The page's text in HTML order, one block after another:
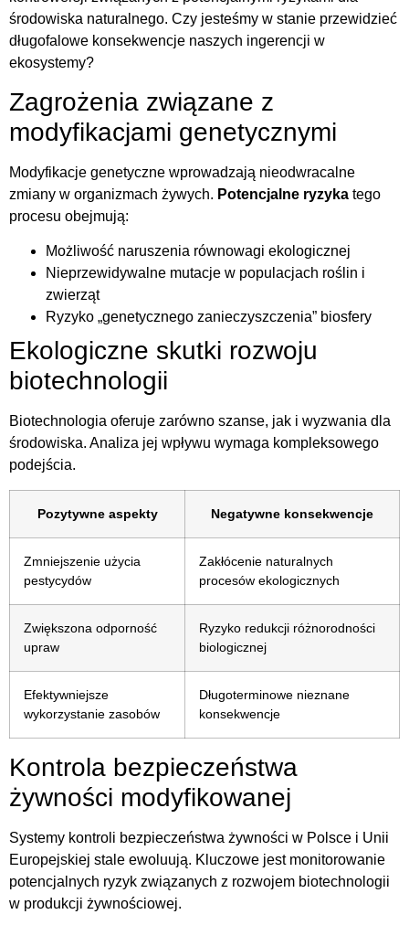
środowiska naturalnego. Czy jesteśmy w stanie przewidzieć
długofalowe konsekwencje naszych ingerencji w
ekosystemy?
Zagrożenia związane z
modyfikacjami genetycznymi
Modyfikacje genetyczne wprowadzają nieodwracalne
zmiany w organizmach żywych. Potencjalne ryzyka tego
procesu obejmują:
Możliwość naruszenia równowagi ekologicznej
Nieprzewidywalne mutacje w populacjach roślin i
zwierząt
Ryzyko „genetycznego zanieczyszczenia” biosfery
Ekologiczne skutki rozwoju
biotechnologii
Biotechnologia oferuje zarówno szanse, jak i wyzwania dla
środowiska. Analiza jej wpływu wymaga kompleksowego
podejścia.
Pozytywne aspekty Negatywne konsekwencje
Zmniejszenie użycia
pestycydów
Zakłócenie naturalnych
procesów ekologicznych
Zwiększona odporność
upraw
Ryzyko redukcji różnorodności
biologicznej
Efektywniejsze
wykorzystanie zasobów
Długoterminowe nieznane
konsekwencje
Kontrola bezpieczeństwa
żywności modyfikowanej
Systemy kontroli bezpieczeństwa żywności w Polsce i Unii
Europejskiej stale ewoluują. Kluczowe jest monitorowanie
potencjalnych ryzyk związanych z rozwojem biotechnologii
w produkcji żywnościowej.